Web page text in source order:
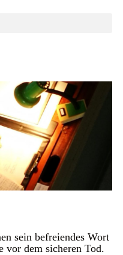
sein befreiendes Wort
vor dem sicheren Tod.